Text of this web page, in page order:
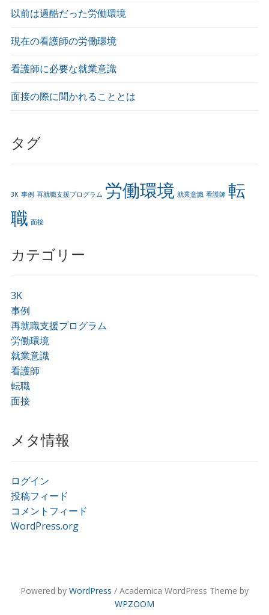
以前は過酷だった労働環境
現在の看護師の労働環境
看護師に必要な就業意識
面接の際に聞かれることとは
タグ
3K 事例 再就職支援プログラム 労働環境 就業意識 看護師 転
職 面接
カテゴリー
3K
事例
再就職支援プログラム
労働環境
就業意識
看護師
転職
面接
メタ情報
ログイン
投稿フィード
コメントフィード
WordPress.org
Powered by WordPress / Academica WordPress Theme by
WPZOOM